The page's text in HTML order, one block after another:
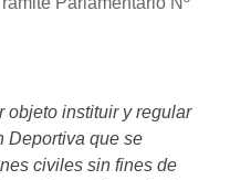
objeto instituir y regular
Deportiva que se
civiles sin fines de